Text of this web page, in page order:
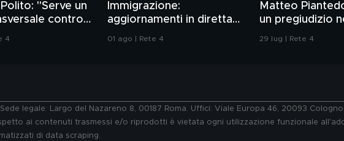
"Serve un
contro
4
Immigrazione:
aggiornamenti in diretta
da Ceuta
01 ago | Rete 4
Matteo
un pregiudizio
confronti della
29 lug | Rete 4
legale: Largo del Nazareno 8, 00187 Roma. Uffici: Viale Europa 46, 20093
ai contenuti trasmessi e/o riprodotti è vietata ogni utilizzazione funzionale
di data scraping.